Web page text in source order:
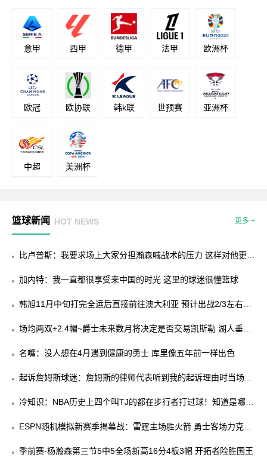
意甲 西甲 德甲 法甲 欧洲杯
欧冠 欧协联 韩k联 世预赛 亚洲杯
中超 美洲杯
篮球新闻 HOT NEWS 更多 +
比卢普斯：我要求场上大家分担瀚森喊战术的压力 这样对他更公
加内特：我一直都很享受来中国的时光 这里的球迷很懂篮球
韩旭11月中旬打完全运后直接前往澳大利亚 预计出战2/3左右常
场均两双+2.4帽~爵士未来数月将决定是否交易凯斯勒 湖人垂涎
名嘴：没人想在4月遇到健康的勇士 库里像五年前一样出色
起诉詹姆斯球迷：詹姆斯的律师代表听到我的起诉理由时当场笑
冷知识：NBA历史上四个叫TJ的都在步行者打过球！知道是哪四
ESPN随机模拟新赛季揭幕战：雷霆主场胜火箭 勇士客场力克湖
季前赛-杨瀚森第三节5中5全场新高16分4板3帽 开拓者险胜国王